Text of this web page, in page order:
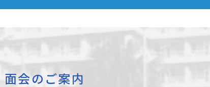
面会のご案内